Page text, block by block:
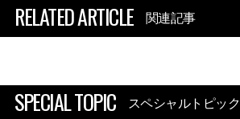
RELATED ARTICLE 関連記事
SPECIAL TOPIC スペシャルトピック